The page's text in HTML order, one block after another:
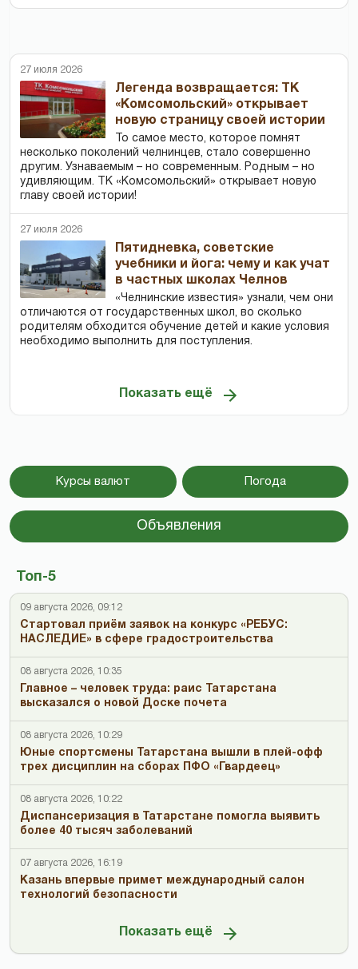
27 июля 2026
Легенда возвращается: ТК
«Комсомольский» открывает
новую страницу своей истории
То самое место, которое помнят
несколько поколений челнинцев, стало совершенно
другим. Узнаваемым – но современным. Родным – но
удивляющим. ТК «Комсомольский» открывает новую
главу своей истории!
27 июля 2026
Пятидневка, советские
учебники и йога: чему и как учат
в частных школах Челнов
«Челнинские известия» узнали, чем они
отличаются от государственных школ, во сколько
родителям обходится обучение детей и какие условия
необходимо выполнить для поступления.
Показать ещё
Курсы валют Погода
Объявления
Топ-5
09 августа 2026, 09:12
Стартовал приём заявок на конкурс «РЕБУС:
НАСЛЕДИЕ» в сфере градостроительства
08 августа 2026, 10:35
Главное – человек труда: раис Татарстана
высказался о новой Доске почета
08 августа 2026, 10:29
Юные спортсмены Татарстана вышли в плей-офф
трех дисциплин на сборах ПФО «Гвардеец»
08 августа 2026, 10:22
Диспансеризация в Татарстане помогла выявить
более 40 тысяч заболеваний
07 августа 2026, 16:19
Казань впервые примет международный салон
технологий безопасности
Показать ещё